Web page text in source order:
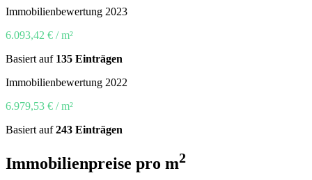
Immobilienbewertung 2023
6.093,42 € / m²
Basiert auf 135 Einträgen
Immobilienbewertung 2022
6.979,53 € / m²
Basiert auf243 Einträgen
Immobilienpreise pro m2